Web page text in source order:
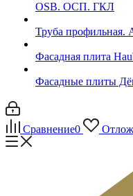
OSB. ОСП. ГКЛ
Труба профильная.
Фасадная плита
Фасадные плиты
Сравнение0